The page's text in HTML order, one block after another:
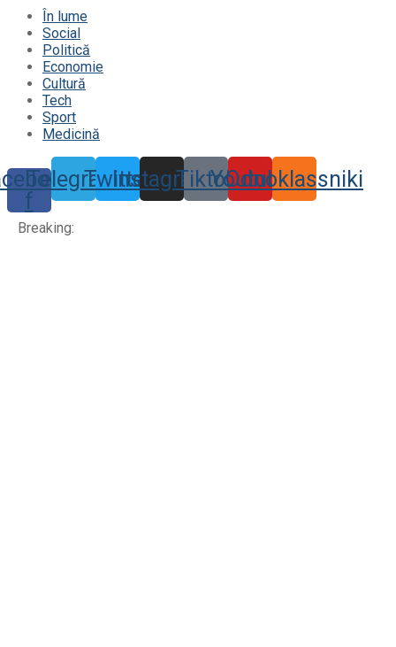
În lume
Social
Politică
Economie
Cultură
Tech
Sport
Medicină
f
TelegramTwitter
Instagram
TiktokYoutube
Odnoklassniki
Breaking: